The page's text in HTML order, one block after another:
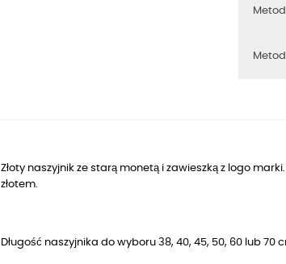
Złoty naszyjnik ze starą monetą i zawieszką z logo
złotem.
Długość naszyjnika do wyboru 38, 40, 45, 50, 60 lub 70